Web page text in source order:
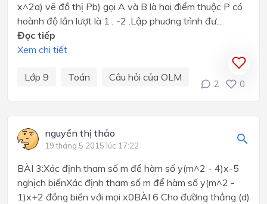
x^2a) vẽ đồ thị Pb) gọi A và B là hai điểm thuộc P có
hoành độ lần lượt là 1 , -2 .Lập phuơng trình đư...
Đọc tiếp
Xem chi tiết
Lớp 9 Toán Câu hỏi của OLM
2 0
nguyển thị thảo
19 tháng 5 2015 lúc 17:22
BÀI 3:Xác định tham số m để hàm số y(m^2 - 4)x-5
nghịch biếnXác định tham số m để hàm số y(m^2 -
1)x+2 đồng biến với mọi x0BÀI 6 Cho đường thẳng (d)